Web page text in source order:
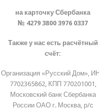
на карточку Сбербанка
№ 4279 3800 3976 0337
Также у нас есть расчётный
счёт:
Организация «Русский Дом»,
7702365862, КПП 770201001,
Московский банк Сбербанка
России ОАО г. Москва, р/с